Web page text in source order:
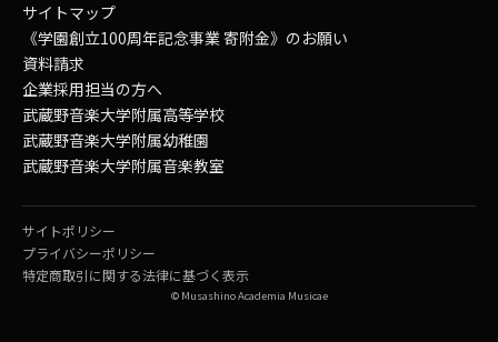
サイトマップ
《学園創立100周年記念事業 寄附金》のお願い
資料請求
企業採用担当の方へ
武蔵野音楽大学附属高等学校
武蔵野音楽大学附属幼稚園
武蔵野音楽大学附属音楽教室
© Musashino Academia Musicae
サイトポリシー
プライバシーポリシー
特定商取引に関する法律に基づく表示